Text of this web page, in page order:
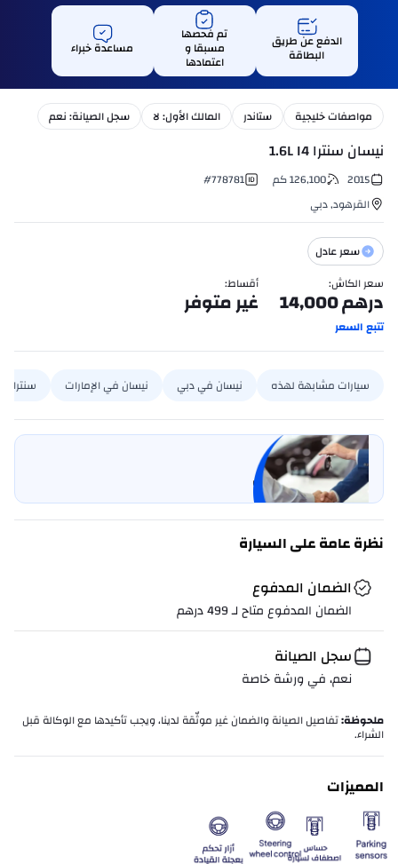
الدفع عن طريق
البطاقة
تم فحصها
مسبقا و
اعتمادها
مساعدة خبراء
مواصفات خليجية ستاندر المالك الأول: لا سجل الصيانة: نعم
نيسان سنترا 1.6L I4
2015
126,100كم #778781
القرهود,دبي
سعر عادل
سعر الكاش:
درهم14,000
تتبع السعر
أقساط:
غير متوفر
سيارات مشابهة لهذه نيسان في دبي نيسان في الإمارات سنترا
بيع سيارتي
خليها على كارسويتش
نظرة عامة على السيارة
الضمان المدفوع
الضمان المدفوع متاح لـ499درهم
سجل الصيانة
نعم، في ورشة خاصة
ملحوظة:تفاصيل الصيانة والضمان غير موثّقة لدينا، ويجب تأكيدها مع الوكالة قبل
الشراء.
المميزات